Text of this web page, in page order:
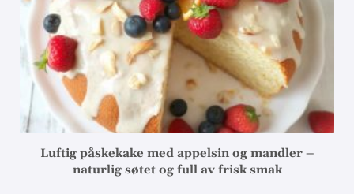
Luftig påskekake med appelsin og mandler –
naturlig søtet og full av frisk smak